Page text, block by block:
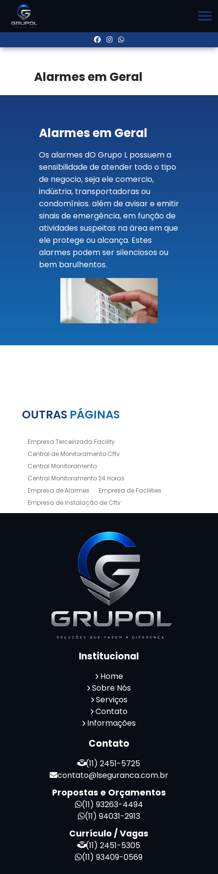
Alarmes em Geral
Alarmes em Geral
Os alarmes dO Grupo L possuem a
sensibilidade de atender todo o tipo
de negocio, seja ele comercio,
indústria, transportadoras ou
condomínios. além de avisar e emitir
sinais de emergência, em função de
atividades suspeitas na área em que
ele protege ou alcança. Estes
alarmes podem ser silenciosos ou
bem barulhentos.
OUTRAS PÁGINAS
Empresa Terceirizada Facility
Central de Monitoramento Cftv
Central Monitoramento
Central Monitoramento 24 Horas
Empresa de Alarmes
Empresa de Facilities
Empresa de Instalação de Cftv
Empresa de Limpeza e Portaria
Empresas de Monitoramento Cftv
Facility Terceirização
Instalação de Cercas Elétricas Residenciais
Monitoramento de Alarme 24 Horas
Portaria Inteligente
Portaria Remota para Condomínios
Reconhecimento Facial em Condomínios
Reconhecimento Facial para Condomínios
Reconhecimento Facial Portaria
Serviço de Limpeza Terceirizado
Serviço de Portaria e Limpeza
Serviço de Portaria Terceirizado
Serviços de Limpeza e Portaria
Terceirização de Facilities
Zeladoria de Condomínios
Institucional
Home
Sobre Nós
Serviços
Contato
Informações
Contato
(11) 2451-5725
contato@lseguranca.com.br
Propostas e Orçamentos
(11) 93263-4494
(11) 94031-2913
Currículo / Vagas
(11) 2451-5305
(11) 93409-0569